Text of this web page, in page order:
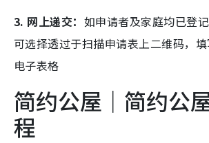
3. 网上递交： 如申请者及家庭均已登
可选择透过于扫描申请表上二维码，
电子表格
简约公屋｜简约公
程